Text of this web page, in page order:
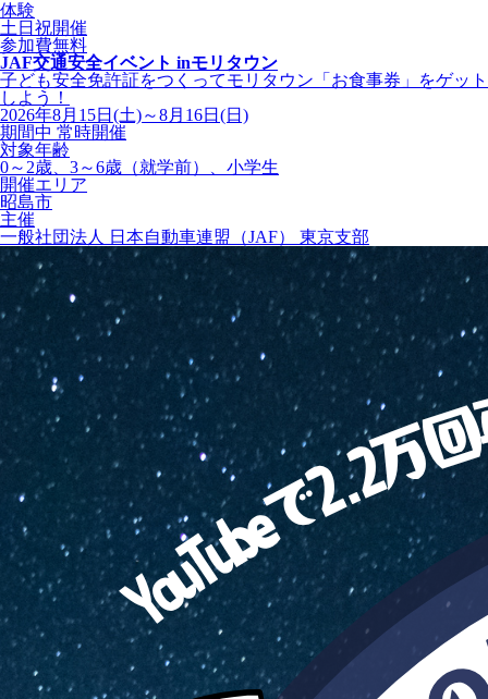
体験
土日祝開催
参加費無料
JAF交通安全イベント inモリタウン
子ども安全免許証をつくってモリタウン「お食事券」をゲット
しよう！
2026年8月15日(土)～8月16日(日)
期間中 常時開催
対象年齢
0～2歳、3～6歳（就学前）、小学生
開催エリア
昭島市
主催
一般社団法人 日本自動車連盟（JAF） 東京支部